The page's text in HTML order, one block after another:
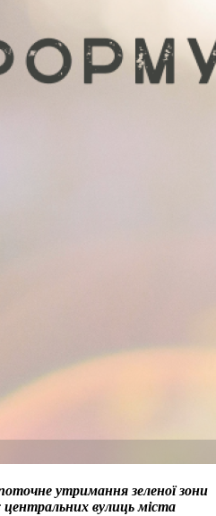
утримання зеленої зони
вулиць міста